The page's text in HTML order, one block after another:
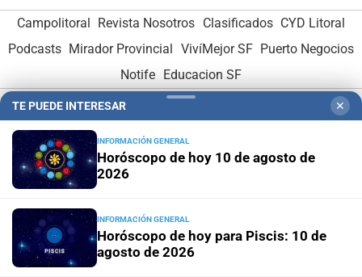
Campolitoral Revista Nosotros Clasificados CYD Litoral
Podcasts Mirador Provincial VivíMejor SF Puerto Negocios
Notife
Educacion SF
Administración y Publicidad-Elementos institucionales
Opcionales con El Litoral-MediaKit
TE PUEDE INTERESAR ✕
INFORMACIÓN GENERAL
Horóscopo de hoy 10 de agosto de
2026
INFORMACIÓN GENERAL
Horóscopo de hoy para Piscis: 10 de
agosto de 2026